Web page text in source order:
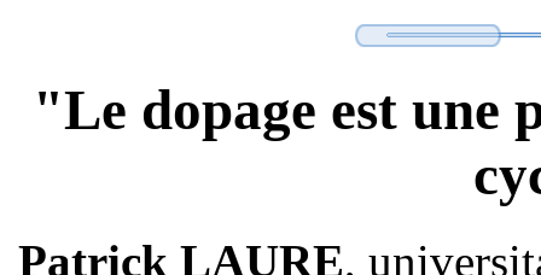
"Le dopage est une
Patrick LAURE,